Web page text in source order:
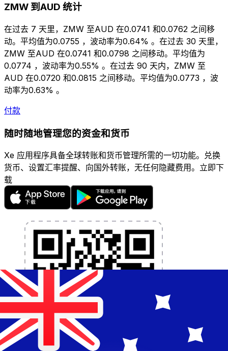
ZMW 到AUD 统计
在过去 7 天里，ZMW 至AUD 在0.0741 和0.0762 之间移
动。平均值为0.0755 ，波动率为0.64% 。在过去 30 天里，
ZMW 至AUD 在0.0741 和0.0798 之间移动。平均值为
0.0774 ，波动率为0.55% 。在过去 90 天内，ZMW 至
AUD 在0.0720 和0.0815 之间移动。平均值为0.0773 ，波
动率为0.63% 。
付款
随时随地管理您的资金和货币
Xe 应用程序具备全球转账和货币管理所需的一切功能。兑换
货币、设置汇率提醒、向国外转账，无任何隐藏费用。立即下
载